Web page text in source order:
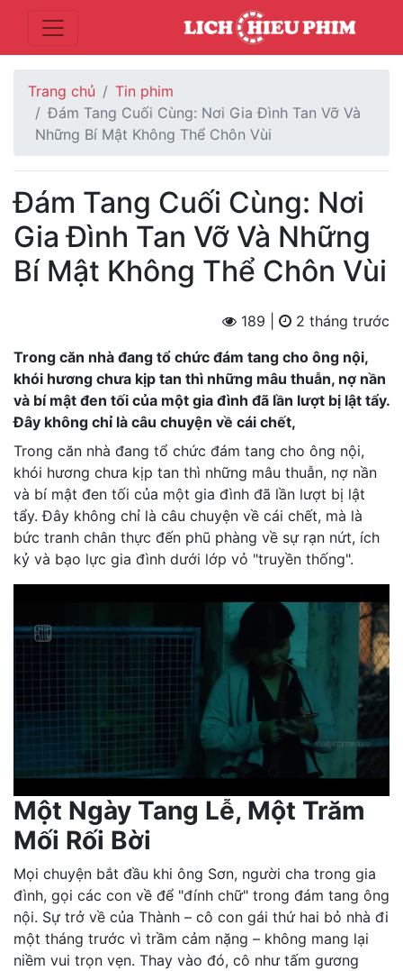
Trang chủ
Tin phim
Đám Tang Cuối Cùng: Nơi Gia Đình Tan Vỡ Và
Những Bí Mật Không Thể Chôn Vùi
Đám Tang Cuối Cùng: Nơi
Gia Đình Tan Vỡ Và Những
Bí Mật Không Thể Chôn Vùi
189 |
2 tháng trước
Trong căn nhà đang tổ chức đám tang cho ông nội,
khói hương chưa kịp tan thì những mâu thuẫn, nợ nần
và bí mật đen tối của một gia đình đã lần lượt bị lật tẩy.
Đây không chỉ là câu chuyện về cái chết,
Trong căn nhà đang tổ chức đám tang cho ông nội,
khói hương chưa kịp tan thì những mâu thuẫn, nợ nần
và bí mật đen tối của một gia đình đã lần lượt bị lật
tẩy. Đây không chỉ là câu chuyện về cái chết, mà là
bức tranh chân thực đến phũ phàng về sự rạn nứt, ích
kỷ và bạo lực gia đình dưới lớp vỏ "truyền thống".
Một Ngày Tang Lễ, Một Trăm
Mối Rối Bời
Mọi chuyện bắt đầu khi ông Sơn, người cha trong gia
đình, gọi các con về để "đính chữ" trong đám tang ông
nội. Sự trở về của Thành – cô con gái thứ hai bỏ nhà đi
một tháng trước vì trầm cảm nặng – không mang lại
niềm vui trọn vẹn. Thay vào đó, cô như tấm gương